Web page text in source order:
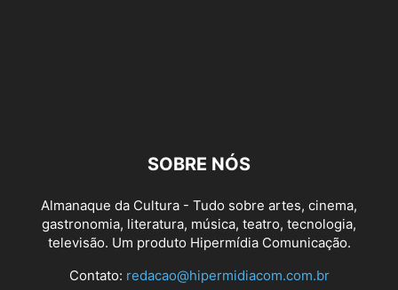
SOBRE NÓS
Almanaque da Cultura - Tudo sobre artes, cinema,
gastronomia, literatura, música, teatro, tecnologia,
televisão. Um produto Hipermídia Comunicação.
Contato: redacao@hipermidiacom.com.br